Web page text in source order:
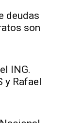
deudas
son
ING.
y Rafael